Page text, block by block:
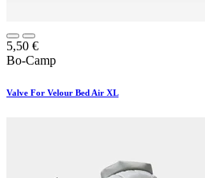
5,50 €
Bo-Camp
Valve For Velour Bed Air XL